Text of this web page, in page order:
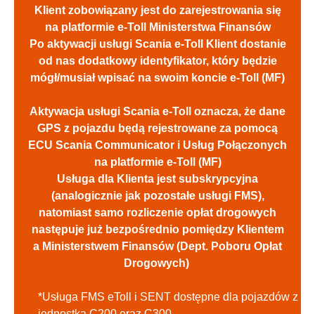
Klient zobowiązany jest do zarejestrowania się
na platformie e-Toll Ministerstwa Finansów
Po aktywacji usługi Scania e-Toll Klient dostanie
od nas dodatkowy identyfikator, który będzie
mógł/musiał wpisać na swoim koncie e-Toll (MF)
Aktywacja usługi Scania e-Toll oznacza, że dane
GPS z pojazdu będą rejestrowane za pomocą
ECU Scania Communicator i Usług Połączonych
na platformie e-Toll (MF)
Usługa dla Klienta jest subskrypcyjna
(analogicznie jak pozostałe usługi FMS),
natomiast samo rozliczenie opłat drogowych
następuje już bezpośrednio pomiędzy Klientem
a Ministerstwem Finansów (Dept. Poboru Opłat
Drogowych)
*Usługa FMS eToll i SENT dostępne dla pojazdów z